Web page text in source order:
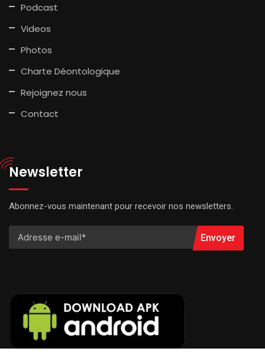
Podcast
Videos
Photos
Charte Déontologique
Rejoignez nous
Contact
Newsletter
Abonnez-vous maintenant pour recevoir nos newsletters.
Envoyer